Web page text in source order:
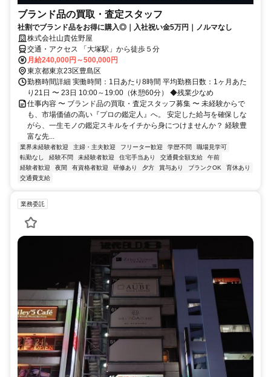
ブランド品の買取・査定スタッフ
社割でブランド品をお得に購入◎｜入社祝い金5万円｜ノルマなし
株式会社山貴佐野屋
交通・アクセス 「大塚駅」から徒歩５分
月給240,000円～500,000円
東京都東京23区豊島区
勤務時間詳細 実働時間：1日あたり8時間 平均勤務日数：1ヶ月あた
り21日 〜 23日 10:00～19:00（休憩60分） ◆残業少なめ
仕事内容 〜 ブランド品の買取・査定スタッフ募集 〜 未経験からで
も、市場価値の高い『プロの鑑定人』へ。 安定した給与を確保しな
がら、一生モノの鑑定スキルをイチから身につけませんか？ 経験豊
富な先...
業界未経験者歓迎 主婦・主夫歓迎 フリーター歓迎 学歴不問
職場見学可
転勤なし
経験不問 未経験者歓迎 住宅手当あり 交通費全額支給
午前
経験者歓迎
夜間 有資格者歓迎 研修あり 夕方 賞与あり ブランクOK
育休あり
交通費支給
業務委託